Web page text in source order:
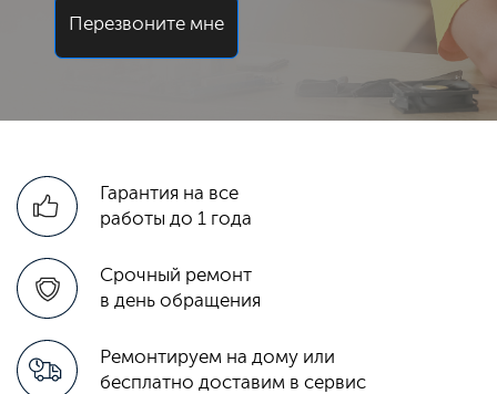
Перезвоните мне
Гарантия на все
работы до 1 года
Срочный ремонт
в день обращения
Ремонтируем на дому или
бесплатно доставим в сервис